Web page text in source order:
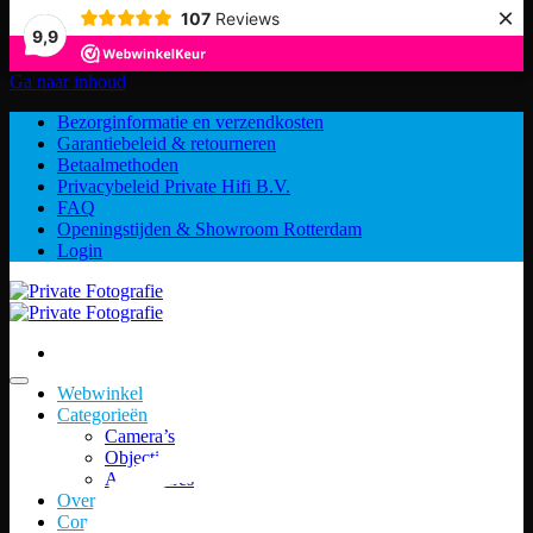
9,9
107 Reviews ×
Ga naar inhoud
Bezorginformatie en verzendkosten
Garantiebeleid & retourneren
Betaalmethoden
Privacybeleid Private Hifi B.V.
FAQ
Openingstijden & Showroom Rotterdam
Login
Webwinkel
Categorieën
Camera’s
Objectieven
Accessoires
Over ons
Contact